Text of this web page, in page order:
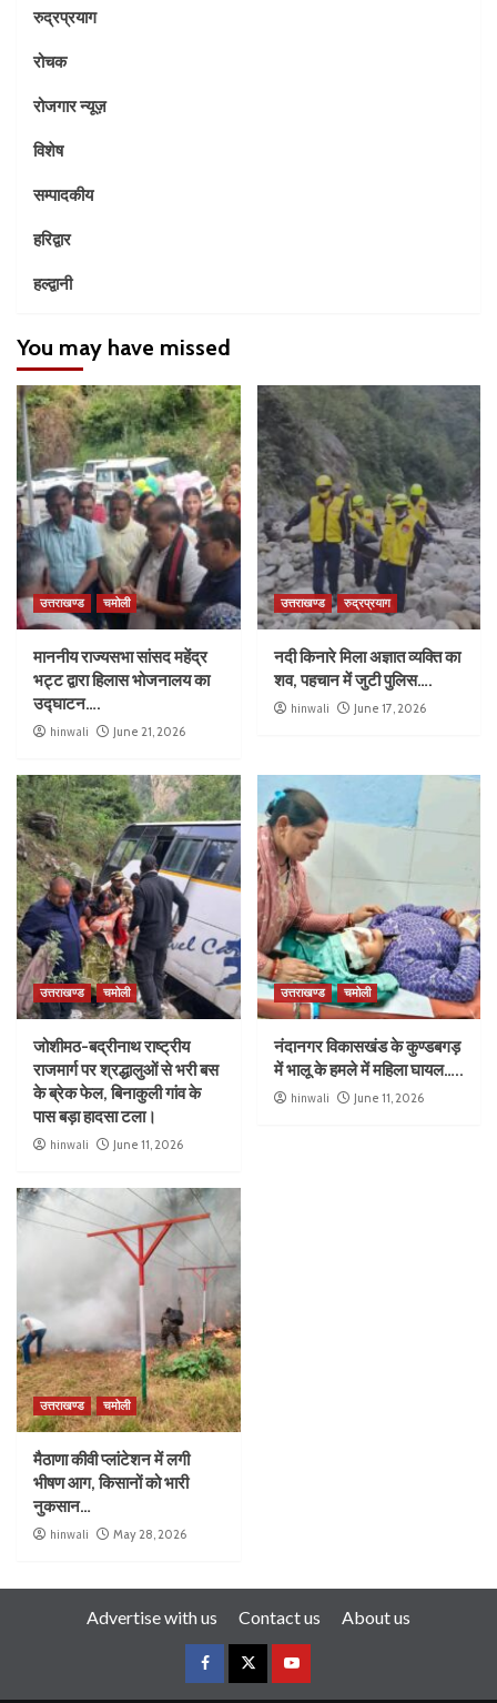
रुद्रप्रयाग
रोचक
रोजगार न्यूज़
विशेष
सम्पादकीय
हरिद्वार
हल्द्वानी
You may have missed
उत्तराखण्ड चमोली
माननीय राज्यसभा सांसद महेंद्र
भट्ट द्वारा हिलास भोजनालय का
उद्घाटन….
hinwali June 21, 2026
उत्तराखण्ड रुद्रप्रयाग
नदी किनारे मिला अज्ञात व्यक्ति का
शव, पहचान में जुटी पुलिस….
hinwali June 17, 2026
उत्तराखण्ड चमोली
जोशीमठ-बद्रीनाथ राष्ट्रीय
राजमार्ग पर श्रद्धालुओं से भरी बस
के ब्रेक फेल, बिनाकुली गांव के
पास बड़ा हादसा टला।
hinwali June 11, 2026
उत्तराखण्ड चमोली
नंदानगर विकासखंड के कुण्डबगड़
में भालू के हमले में महिला घायल…..
hinwali June 11, 2026
उत्तराखण्ड चमोली
मैठाणा कीवी प्लांटेशन में लगी
भीषण आग, किसानों को भारी
नुकसान…
hinwali May 28, 2026
Advertise with us Contact us About us